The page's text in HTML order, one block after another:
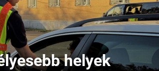
helyek